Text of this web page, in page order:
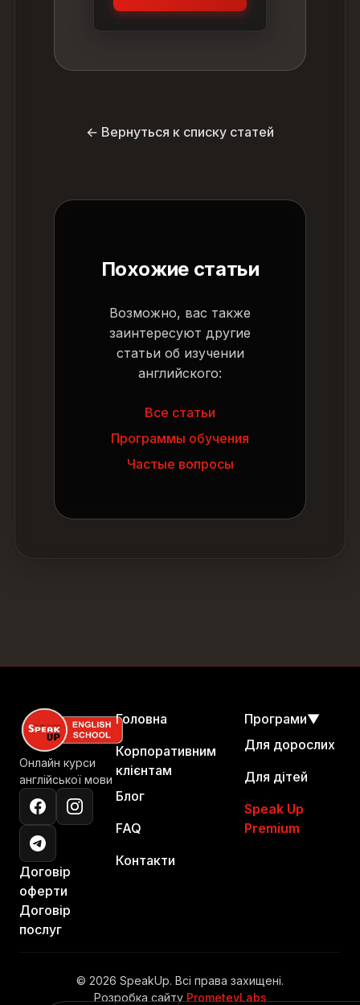
← Вернуться к списку статей
Похожие статьи
Возможно, вас также
заинтересуют другие
статьи об изучении
английского:
Все статьи
Программы обучения
Частые вопросы
Онлайн курси
англійської мови
Договір
оферти
Договір
послуг
Головна
Корпоративним
клієнтам
Блог
FAQ
Контакти
Програми▼
Для дорослих
Для дітей
Speak Up
Premium
© 2026 SpeakUp. Всі права захищені.
Розробка сайту PrometeyLabs